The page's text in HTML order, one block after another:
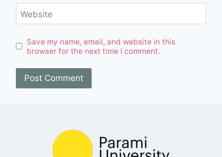
Website
Save my name, email, and website in this
browser for the next time I comment.